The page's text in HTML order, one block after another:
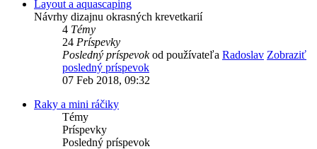
Layout a aquascaping
Návrhy dizajnu okrasných krevetkarií
4 Témy
24 Príspevky
Posledný príspevokod používateľa Radoslav Zobraziť
posledný príspevok
07 Feb 2018, 09:32
Raky a mini ráčiky
Témy
Príspevky
Posledný príspevok